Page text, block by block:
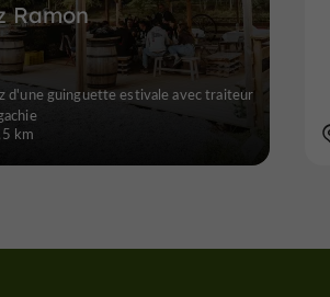
Ramon
d'une guinguette estivale avec traiteur
km